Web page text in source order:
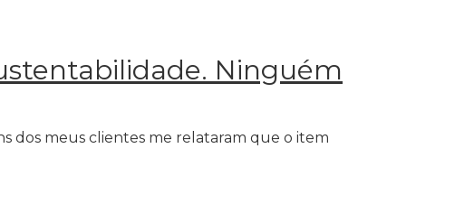
Ninguém
dos meus clientes me relataram que o item